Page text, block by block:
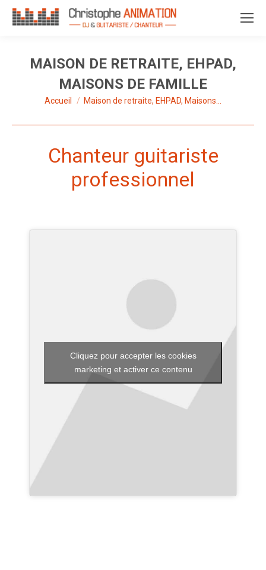
MAISON DE RETRAITE, EHPAD,
MAISONS DE FAMILLE
Vous êtes ici :
Accueil Maison de retraite, EHPAD, Maisons…
Chanteur guitariste
professionnel
Cliquez pour accepter les cookies
marketing et activer ce contenu